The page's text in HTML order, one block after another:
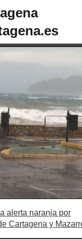
alerta naranja por
Cartagena y